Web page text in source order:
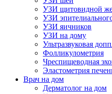
УЗИ щитовидной
УЗИ
УЗИ яичников
УЗИ на дому
Ультразвуковая
Фолликулометрия
Чреспищеводная
Эластометрия
Врач на дом
Дерматолог на дом